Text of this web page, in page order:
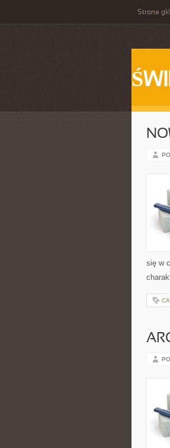
Strona
się w